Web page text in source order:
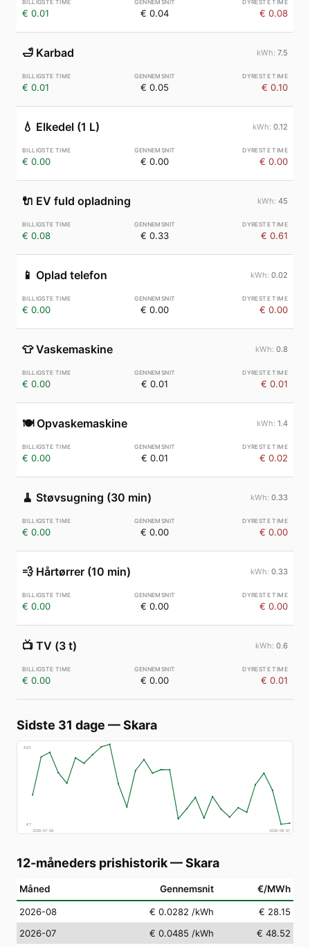
€ 0.01 € 0.04 € 0.08
🛁 Karbad 7.5
€ 0.01 € 0.05 € 0.10
💧 Elkedel (1 L) 0.12
€ 0.00 € 0.00 € 0.00
🔌 EV fuld opladning 45
€ 0.08 € 0.33 € 0.61
📱 Oplad telefon 0.02
€ 0.00 € 0.00 € 0.00
👕 Vaskemaskine 0.8
€ 0.00 € 0.01 € 0.01
🍽️ Opvaskemaskine 1.4
€ 0.00 € 0.01 € 0.02
🧹 Støvsugning (30 min) 0.33
€ 0.00 € 0.00 € 0.00
💨 Hårtørrer (10 min) 0.33
€ 0.00 € 0.00 € 0.00
📺 TV (3 t) 0.6
€ 0.00 € 0.00 € 0.01
Sidste 31 dage —Skara
€83
€7
2026-07-08
2026-08-07
12-måneders prishistorik—Skara
Måned Gennemsnit €/MWh
2026-08 € 0.0282 /kWh
€ 28.15
2026-07
€ 0.0485 /kWh
€ 48.52